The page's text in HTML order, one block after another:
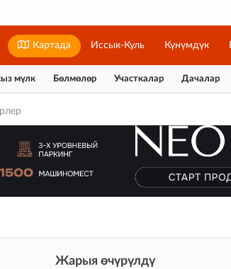
Картада Иссык-Куль Күнүмдүк
мүлк Бөлмөлөр Участкалар Дачалар
Жарыя өчүрүлдү